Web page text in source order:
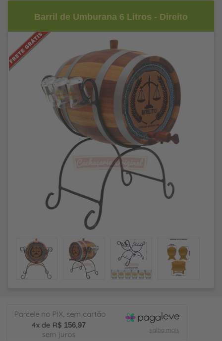
Barril de Umburana 6 Litros - Direito
156,97